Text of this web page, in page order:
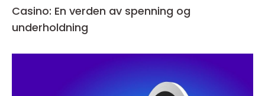
Casino: En verden av spenning og
underholdning